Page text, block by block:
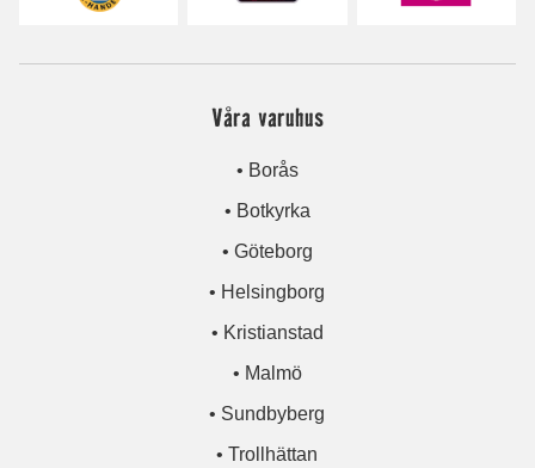
Våra varuhus
• Borås
• Botkyrka
• Göteborg
• Helsingborg
• Kristianstad
• Malmö
• Sundbyberg
• Trollhättan